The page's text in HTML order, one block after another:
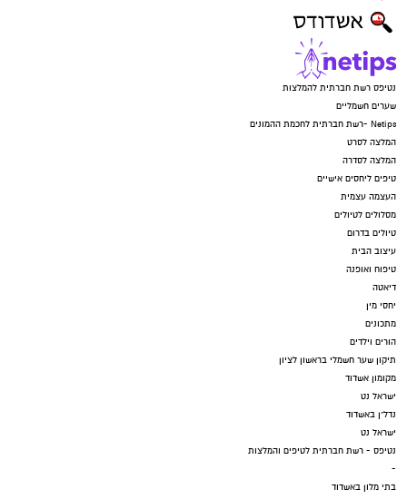
נטיפס רשת חברתית להמלצות
שערים חשמליים
Netips -רשת חברתית לחכמת ההמונים
המלצה לסרט
המלצה לסדרה
טיפים ליחסים אישיים
העצמה עצמית
מסלולים לטיולים
טיולים בדרום
עיצוב הבית
טיפוח ואופנה
דיאטה
יחסי מין
מתכונים
הורים וילדים
תיקון שער חשמלי בראשון לציון
מקומון אשדוד
ישראל נט
נדל"ן באשדוד
ישראל נט
נטיפס - רשת חברתית לטיפים והמלצות
-
בתי מלון באשדוד